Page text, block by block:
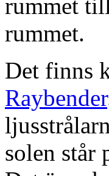
rummet
rummet.
Det finns
Raybender
solen står